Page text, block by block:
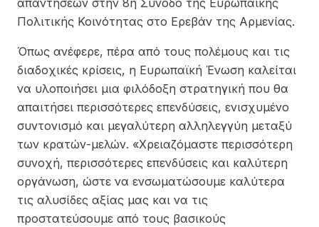
Πολιτικής Κοινότητας στο Ερεβάν της Αρμενίας.
Όπως ανέφερε, πέρα από τους πολέμους και τις
διαδοχικές κρίσεις, η Ευρωπαϊκή Ένωση καλείται
να υλοποιήσει μια φιλόδοξη στρατηγική που θα
απαιτήσει περισσότερες επενδύσεις, ενισχυμένο
συντονισμό και μεγαλύτερη αλληλεγγύη μεταξύ
των κρατών-μελών. «Χρειαζόμαστε περισσότερη
συνοχή, περισσότερες επενδύσεις και καλύτερη
οργάνωση, ώστε να ενσωματώσουμε καλύτερα
τις αλυσίδες αξίας μας και να τις
προστατεύσουμε από τους βασικούς